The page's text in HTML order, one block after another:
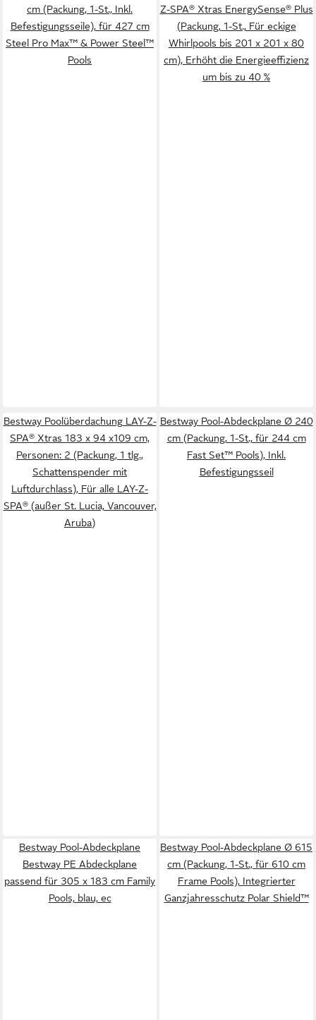
cm (Packung, 1-St., Inkl.
Befestigungsseile), für 427 cm
Steel Pro Max™ & Power Steel™
Pools
Z-SPA® Xtras EnergySense® Plus
(Packung, 1-St., Für eckige
Whirlpools bis 201 x 201 x 80
cm), Erhöht die Energieeffizienz
um bis zu 40 %
Bestway Poolüberdachung LAY-Z-
SPA® Xtras 183 x 94 x109 cm,
Personen: 2 (Packung, 1 tlg.,
Schattenspender mit
Luftdurchlass), Für alle LAY-Z-
SPA® (außer St. Lucia, Vancouver,
Aruba)
Bestway Pool-Abdeckplane Ø 240
cm (Packung, 1-St., für 244 cm
Fast Set™ Pools), Inkl.
Befestigungsseil
Bestway Pool-Abdeckplane
Bestway PE Abdeckplane
passend für 305 x 183 cm Family
Pools, blau, ec
Bestway Pool-Abdeckplane Ø 615
cm (Packung, 1-St., für 610 cm
Frame Pools), Integrierter
Ganzjahresschutz Polar Shield™